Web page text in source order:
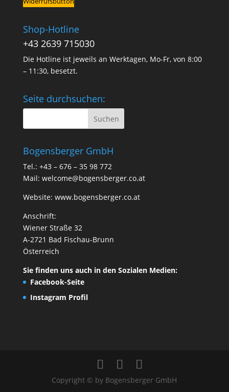
Shop-Hotline
+43 2639 715030
Die Hotline ist jeweils an Werktagen, Mo-Fr, von 8:00
– 11:30, besetzt.
Seite durchsuchen:
Bogensberger GmbH
Tel.: +43 – 676 – 35 98 772
Mail: welcome@bogensberger.co.at
Website: www.bogensberger.co.at
Anschrift:
Wiener Straße 32
A-2721 Bad Fischau-Brunn
Österreich
Sie finden uns auch in den Sozialen Medien:
Facebook-Seite
Instagram Profil
Copyright © by Bogensberger GmbH